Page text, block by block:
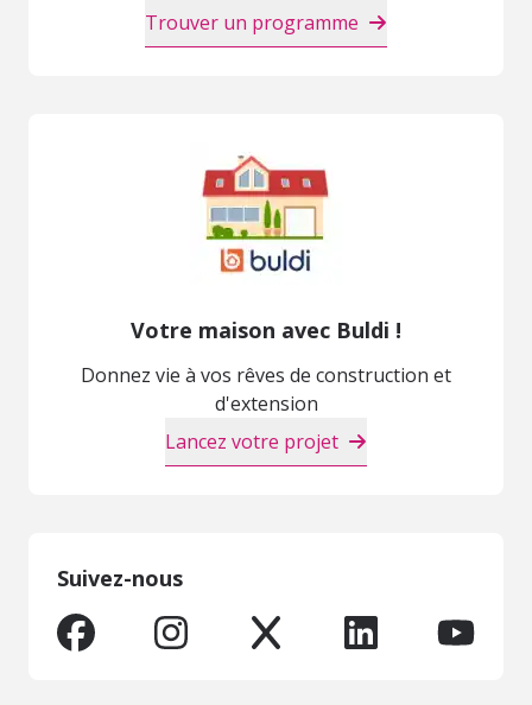
Trouver un programme
Votre maison avec Buldi !
Donnez vie à vos rêves de construction et
d'extension
Lancez votre projet
Suivez-nous